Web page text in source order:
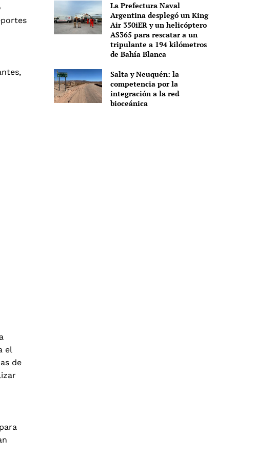
el
de
La Prefectura Naval
Argentina desplegó un King
Air 350iER y un helicóptero
AS365 para rescatar a un
tripulante a 194 kilómetros
de Bahía Blanca
Salta y Neuquén: la
competencia por la
integración a la red
bioceánica